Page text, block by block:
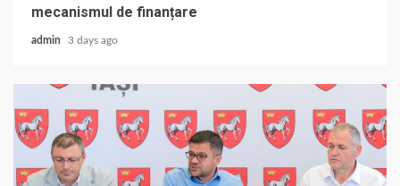
mecanismul de finanțare
admin 3 days ago